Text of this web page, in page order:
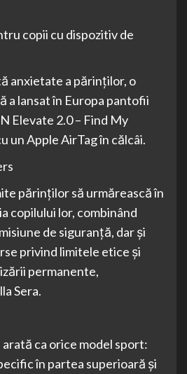
copii cu dispozitiv de
anxietate a părinţilor, o
a lansat în Europa pantofii
Elevate 2.0 – Find My
un Apple AirTag în călcâi.
părinților să urmărească în
copilului lor, combinând
de siguranță, dar și
privind limitele etice și
permanente,
Sera.
ca orice model sport:
în partea superioară și